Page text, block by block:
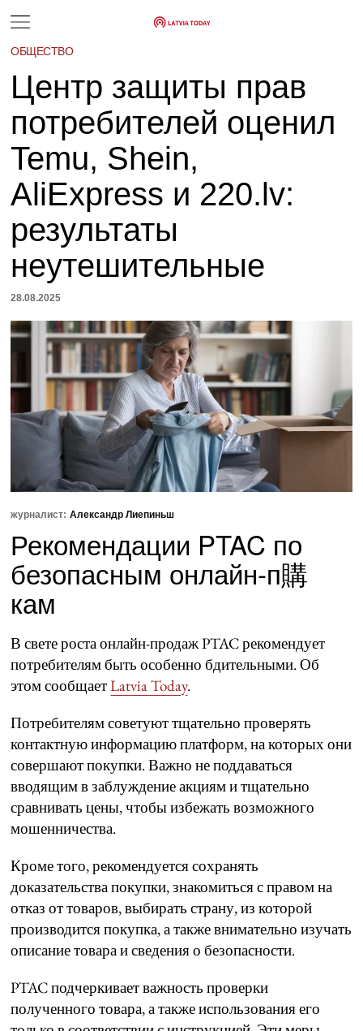
ОБЩЕСТВО
Центр защиты прав
потребителей оценил
Temu, Shein,
AliExpress и 220.lv:
результаты
неутешительные
28.08.2025
журналист: Александр Лиепиньш
Рекомендации PTAC по
безопасным онлайн-п購
кам
В свете роста онлайн-продаж PTAC рекомендует
потребителям быть особенно бдительными. Об
этом сообщаетLatvia Today.
Потребителям советуют тщательно проверять
контактную информацию платформ, на которых они
совершают покупки. Важно не поддаваться
вводящим в заблуждение акциям и тщательно
сравнивать цены, чтобы избежать возможного
мошенничества.
Кроме того, рекомендуется сохранять
доказательства покупки, знакомиться с правом на
отказ от товаров, выбирать страну, из которой
производится покупка, а также внимательно изучать
описание товара и сведения о безопасности.
PTAC подчеркивает важность проверки
полученного товара, а также использования его